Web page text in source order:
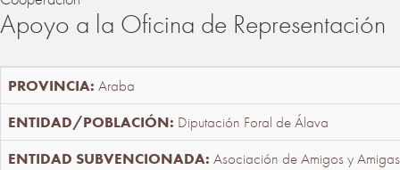
Apoyo a la Oficina de Representación
Araba
Diputación Foral de Álava
Asociación de Amigos y